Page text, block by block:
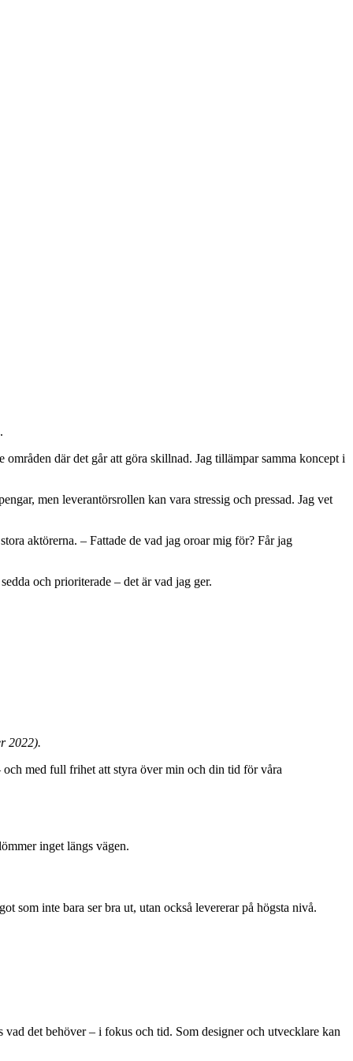
där det går att göra skillnad. Jag tillämpar samma koncept i
men leverantörsrollen kan vara stressig och pressad. Jag vet
aktörerna. – Fattade de vad jag oroar mig för? Får jag
och prioriterade – det är vad jag ger.
2022).
och med full frihet att styra över min och din tid för våra
inget längs vägen.
som inte bara ser bra ut, utan också levererar på högsta nivå.
det behöver – i fokus och tid. Som designer och utvecklare kan